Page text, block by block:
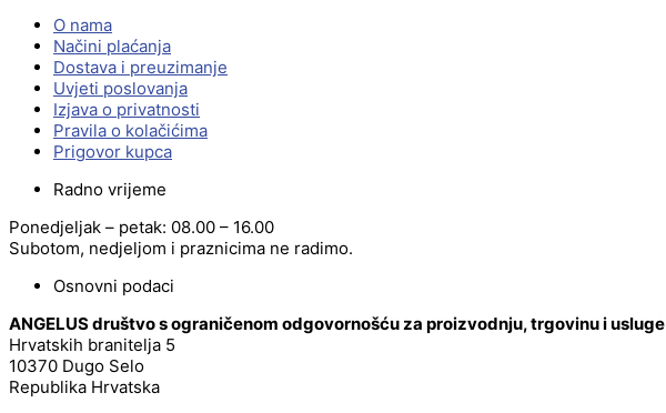
O nama
Načini plaćanja
Dostava i preuzimanje
Uvjeti poslovanja
Izjava o privatnosti
Pravila o kolačićima
Prigovor kupca
Radno vrijeme
Ponedjeljak – petak: 08.00 – 16.00
Subotom, nedjeljom i praznicima ne radimo.
Osnovni podaci
ANGELUS društvo s ograničenom odgovornošću za proizvodnju, trgovinu i usluge
Hrvatskih branitelja 5
10370 Dugo Selo
Republika Hrvatska